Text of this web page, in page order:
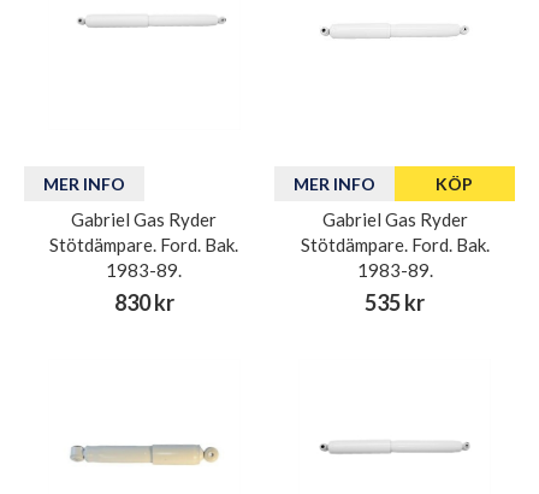
MER INFO
Gabriel Gas Ryder
Stötdämpare. Ford. Bak.
1983-89.
830 kr
MER INFO KÖP
Gabriel Gas Ryder
Stötdämpare. Ford. Bak.
1983-89.
535 kr